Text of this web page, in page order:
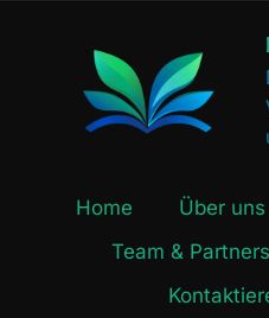
Home Über uns
Team & Partners